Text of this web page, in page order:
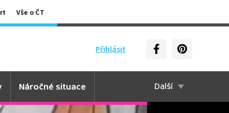
Vše o ČT
Přihlásit
Náročné situace Další